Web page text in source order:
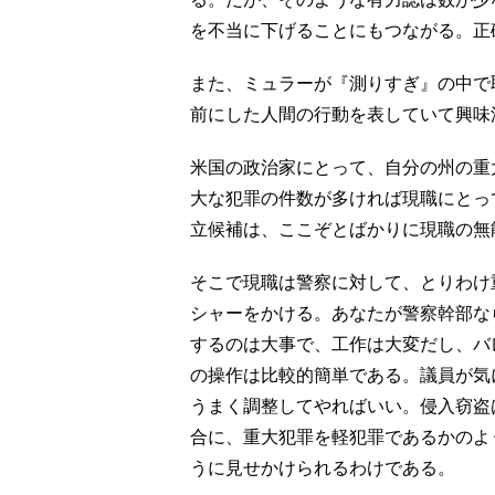
を不当に下げることにもつながる。
また、ミュラーが『測りすぎ』の中
前にした人間の行動を表していて興味
米国の政治家にとって、自分の州の
大な犯罪の件数が多ければ現職にと
立候補は、ここぞとばかりに現職の
そこで現職は警察に対して、とりわ
シャーをかける。あなたが警察幹部
するのは大事で、工作は大変だし、
の操作は比較的簡単である。議員が
うまく調整してやればいい。侵入窃
合に、重大犯罪を軽犯罪であるかの
うに見せかけられるわけである。